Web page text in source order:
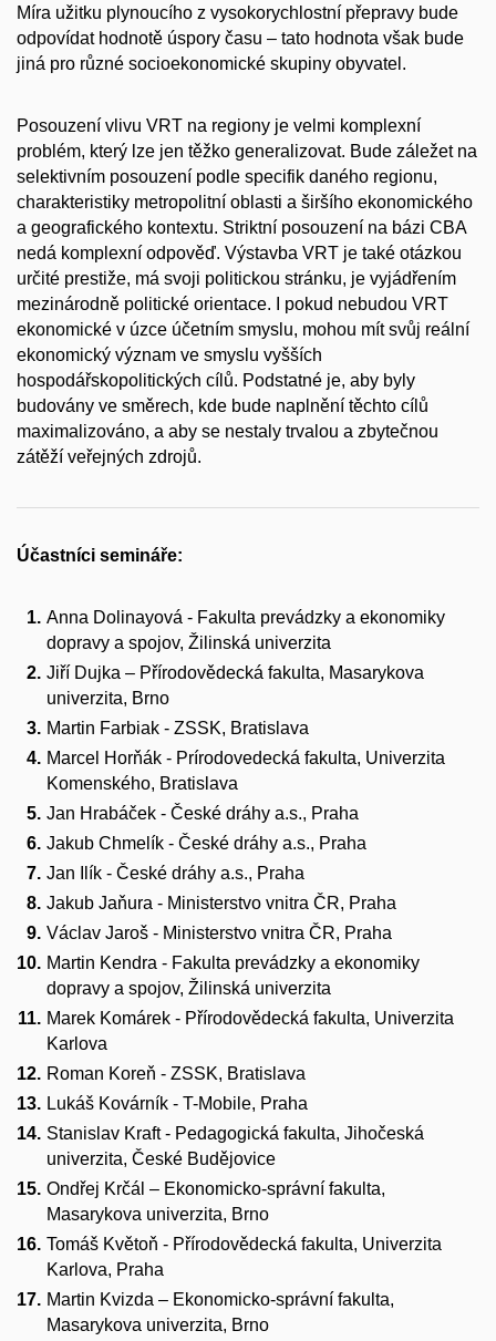
Míra užitku plynoucího z vysokorychlostní přepravy bude
odpovídat hodnotě úspory času – tato hodnota však bude
jiná pro různé socioekonomické skupiny obyvatel.
Posouzení vlivu VRT na regiony je velmi komplexní
problém, který lze jen těžko generalizovat. Bude záležet na
selektivním posouzení podle specifik daného regionu,
charakteristiky metropolitní oblasti a širšího ekonomického
a geografického kontextu. Striktní posouzení na bázi CBA
nedá komplexní odpověď. Výstavba VRT je také otázkou
určité prestiže, má svoji politickou stránku, je vyjádřením
mezinárodně politické orientace. I pokud nebudou VRT
ekonomické v úzce účetním smyslu, mohou mít svůj reální
ekonomický význam ve smyslu vyšších
hospodářskopolitických cílů. Podstatné je, aby byly
budovány ve směrech, kde bude naplnění těchto cílů
maximalizováno, a aby se nestaly trvalou a zbytečnou
zátěží veřejných zdrojů.
Účastníci semináře:
Anna Dolinayová - Fakulta prevádzky a ekonomiky
dopravy a spojov, Žilinská univerzita
Jiří Dujka – Přírodovědecká fakulta, Masarykova
univerzita, Brno
Martin Farbiak - ZSSK, Bratislava
Marcel Horňák - Prírodovedecká fakulta, Univerzita
Komenského, Bratislava
Jan Hrabáček - České dráhy a.s., Praha
Jakub Chmelík - České dráhy a.s., Praha
Jan Ilík - České dráhy a.s., Praha
Jakub Jaňura - Ministerstvo vnitra ČR, Praha
Václav Jaroš - Ministerstvo vnitra ČR, Praha
Martin Kendra - Fakulta prevádzky a ekonomiky
dopravy a spojov, Žilinská univerzita
Marek Komárek - Přírodovědecká fakulta, Univerzita
Karlova
Roman Koreň - ZSSK, Bratislava
Lukáš Kovárník - T-Mobile, Praha
Stanislav Kraft - Pedagogická fakulta, Jihočeská
univerzita, České Budějovice
Ondřej Krčál – Ekonomicko-správní fakulta,
Masarykova univerzita, Brno
Tomáš Květoň - Přírodovědecká fakulta, Univerzita
Karlova, Praha
Martin Kvizda – Ekonomicko-správní fakulta,
Masarykova univerzita, Brno